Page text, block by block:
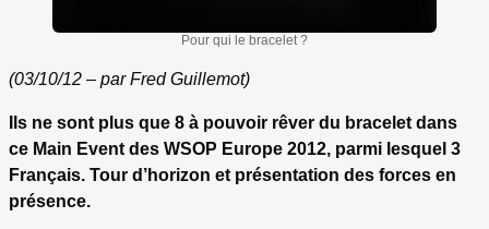
Pour qui le bracelet ?
(03/10/12 – par Fred Guillemot)
Ils ne sont plus que 8 à pouvoir rêver du bracelet dans
ce Main Event des WSOP Europe 2012, parmi lesquel 3
Français. Tour d’horizon et présentation des forces en
présence.